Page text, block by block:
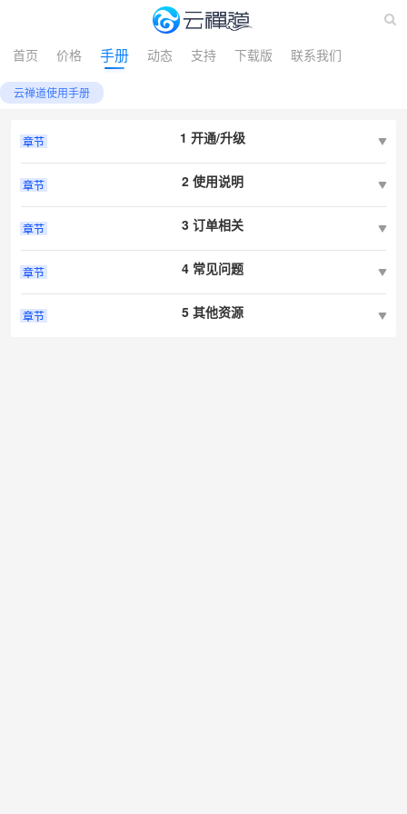
首页 价格 手册 动态 支持 下载版 联系我们
云禅道使用手册
章节 1 开通/升级
章节 2 使用说明
章节 3 订单相关
章节 4 常见问题
章节 5 其他资源